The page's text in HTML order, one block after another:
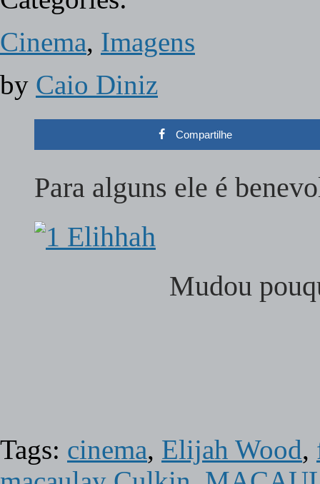
Cinema, Imagens
by Caio Diniz
Compartilhe
Para alguns ele é
Mudou
Tags: cinema, Elijah Wood,